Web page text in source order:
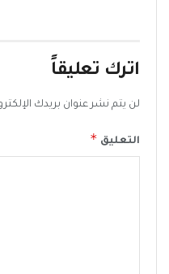
اترك تعليقاً
لن يتم نشر عنوان بريدك
التعليق *